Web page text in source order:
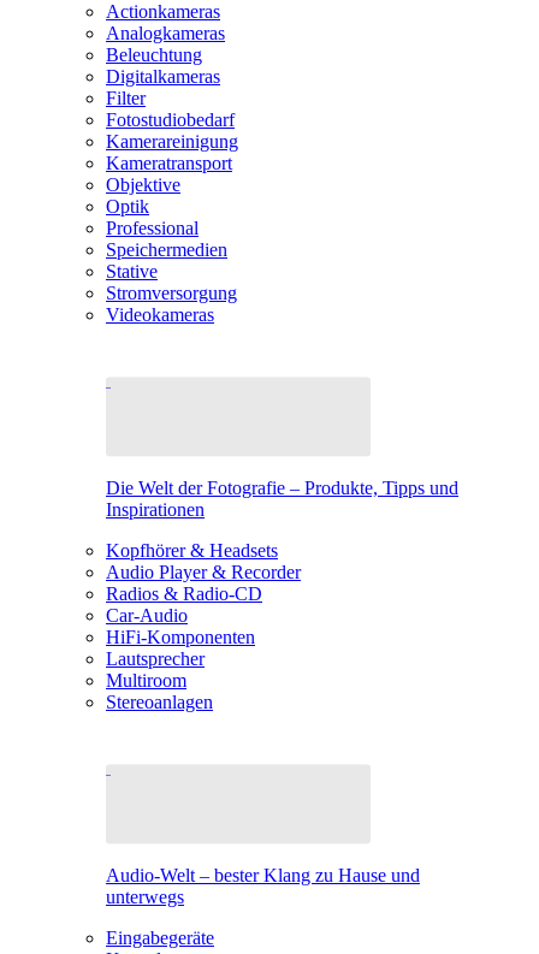
Actionkameras
Analogkameras
Beleuchtung
Digitalkameras
Filter
Fotostudiobedarf
Kamerareinigung
Kameratransport
Objektive
Optik
Professional
Speichermedien
Stative
Stromversorgung
Videokameras
Die Welt der Fotografie – Produkte, Tipps und
Inspirationen
Kopfhörer & Headsets
Audio Player & Recorder
Radios & Radio-CD
Car-Audio
HiFi-Komponenten
Lautsprecher
Multiroom
Stereoanlagen
Audio-Welt – bester Klang zu Hause und
unterwegs
Eingabegeräte